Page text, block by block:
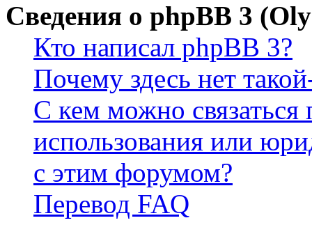
Сведения о phpBB 3
Кто написал phpBB 3?
Почему здесь нет
С кем можно связаться
использования или
с этим форумом?
Перевод FAQ